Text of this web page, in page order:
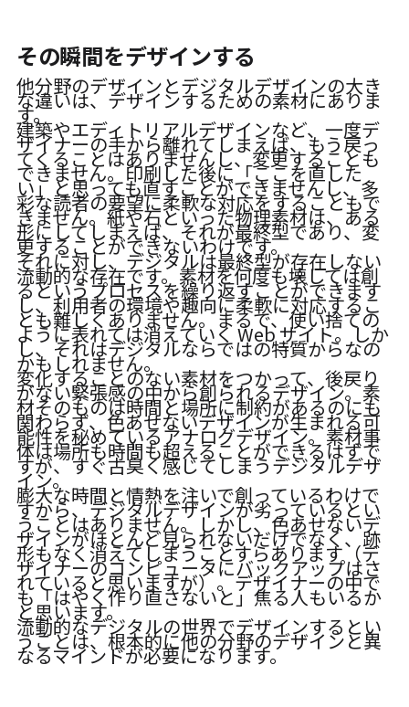
その瞬間をデザインする
他分野のデザインとデジタルデザインの大き
な違いは、デザインするための素材にありま
す。
建築やエディトリアルデザインなど、一度デ
ザイナーの手から離れてしまえば、もう戻っ
てくることはありませんし、変更することも
できません。印刷した後に「ここを直した
い」と思っても直すことができませんし、多
彩な読者の要望に柔軟な対応をすることもで
きません。紙や石といった物理素材は、ある
形にしてしまえば、それが最終型であり、変
更することができないわけです。
それに対し、デジタルは最終型が存在しない
流動的な存在です。素材を何度も壊しては創
るというプロセスを繰り返すことができます
し、利用者の環境や趣向に柔軟に対応するこ
とも難しくありません。まるで、使い捨ての
ように表れては消えていく Web サイト。しか
し、それはデジタルならではの特質からなの
かもしれません。
変化することのない素材をつかって、後戻り
がない緊張感の中から創られるデザイン。素
材そのものは時間と場所に制約があるのにも
関わらず、色あせないデザインが生まれる可
能性を秘めているアナログデザイン。素材事
体は場所も時間も超えることができるはずで
すが、すぐ古臭く感じてしまうデジタルデザ
イン。
膨大な時間と情熱を注いで創っているわけで
すから、デジタルデザインが劣っているとい
うことはありません。しかし、色あせないデ
ザインがほとんど見られないだけでなく、跡
形もなく消えてしまうことすらあります（デ
ザイナーのコンピュータにバックアップはさ
れていると思いますが）。デザイナーの中で
も「はやく作り直さないと」焦る人もいるか
と思います。
流動的なデジタルの世界でデザインするとい
うことは、根本的に他の分野のデザインと異
なるマインドが必要になります。